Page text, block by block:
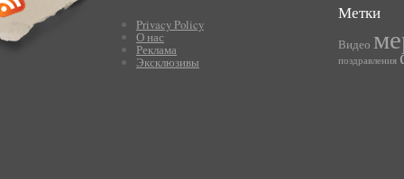
Privacy Policy
О нас
Реклама
Эксклюзивы
Метки
Видео
поздравления